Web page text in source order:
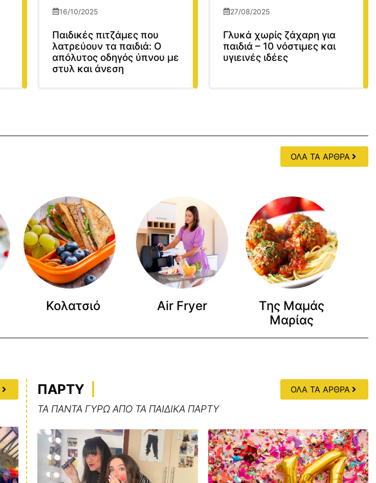
16/10/2025
Παιδικές πιτζάμες που
λατρεύουν τα παιδιά: Ο
απόλυτος οδηγός ύπνου με
στυλ και άνεση
27/08/2025
Γλυκά χωρίς ζάχαρη για
παιδιά – 10 νόστιμες και
υγιεινές ιδέες
ΟΛΑ ΤΑ ΑΡΘΡΑ
Κολατσιό Air Fryer
Της Μαμάς
Μαρίας
ΠΑΡΤΥ ΟΛΑ ΤΑ ΑΡΘΡΑ
ΤΑ ΠΑΝΤΑ ΓΥΡΩ ΑΠΟ ΤΑ ΠΑΙΔΙΚΑ ΠΑΡΤΥ